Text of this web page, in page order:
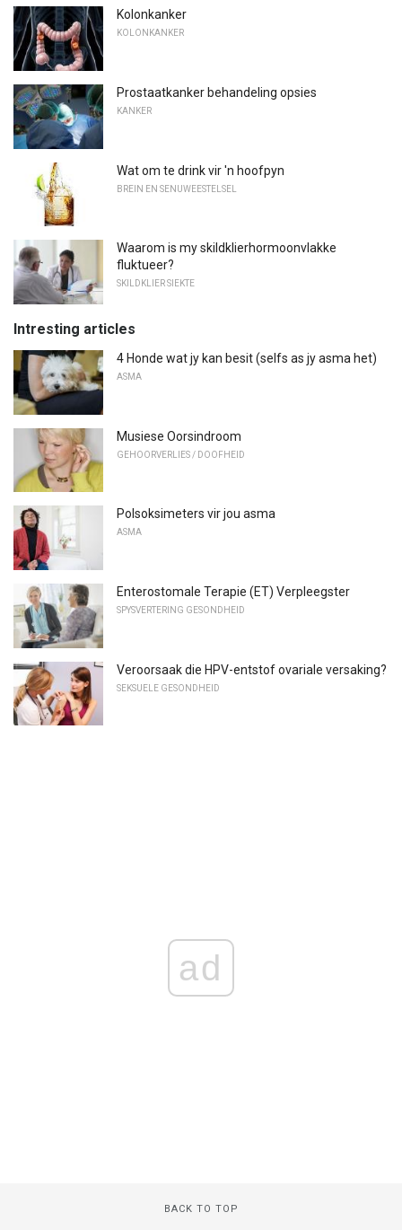
Kolonkanker
KOLONKANKER
Prostaatkanker behandeling opsies
KANKER
Wat om te drink vir 'n hoofpyn
BREIN EN SENUWEESTELSEL
Waarom is my skildklierhormoonvlakke
fluktueer?
SKILDKLIER SIEKTE
Intresting articles
4 Honde wat jy kan besit (selfs as jy asma het)
ASMA
Musiese Oorsindroom
GEHOORVERLIES / DOOFHEID
Polsoksimeters vir jou asma
ASMA
Enterostomale Terapie (ET) Verpleegster
SPYSVERTERING GESONDHEID
Veroorsaak die HPV-entstof ovariale versaking?
SEKSUELE GESONDHEID
ad
BACK TO TOP